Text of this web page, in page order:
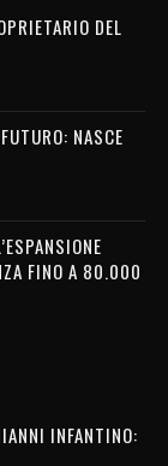
DEL
NASCE
FINO A 80.000
INFANTINO: